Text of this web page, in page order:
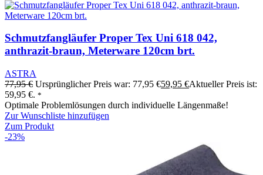
Schmutzfangläufer Proper Tex Uni 618 042,
anthrazit-braun, Meterware 120cm brt.
ASTRA
77,95€ Ursprünglicher Preis war: 77,95 €59,95 €Aktueller Preis ist:
59,95 €. *
Optimale Problemlösungen durch individuelle Längenmaße!
Zur Wunschliste hinzufügen
Zum Produkt
-23%